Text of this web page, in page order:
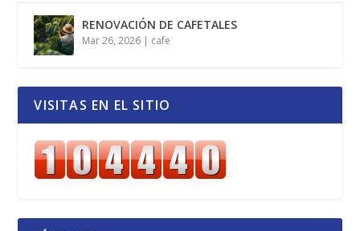
RENOVACIÓN DE CAFETALES
Mar 26, 2026 | cafe
VISITAS EN EL SITIO